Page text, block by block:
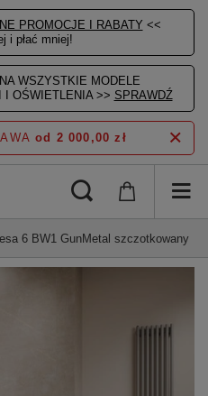
PROMOCJE I RABATY <<
i płać mniej!
WSZYSTKIE MODELE
I OŚWIETLENIA >> SPRAWDŹ
od 2 000,00 zł
6 BW1 GunMetal szczotkowany